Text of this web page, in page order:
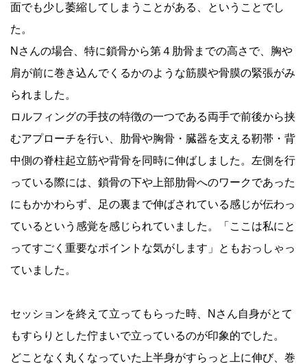
面でも少し萎縮してしまうことがある、ということでし
た。
Nさんの場合、特に鎖骨から第４肋骨までの高さで、胸や
肩が前に巻き込んでくるかのような筋膜や骨膜の緊張がみ
られました。
ロルフィングの手技の特徴の一つである両手で前後から挟
むアプローチを行い、肋骨や胸骨・臓器を支える靭帯・背
中側の脊柱起立筋や背骨を同時に伸ばしました。左側を行
っている際には、鎖骨の下や上部肋骨へのワークであった
にもかかわらず、足の裏まで伸ばされている感じが伝わっ
ているという感覚を感じられていました。「ここは私にと
ってすごく重要なポイントな気がします」ともおっしゃっ
ていました。
セッションを終えて立ってもらった時、Nさん自身がとて
もすらりとした佇まいで立っているのが印象的でした。
どことなく丸くなっていた上半身がすらっと上に伸び、巻